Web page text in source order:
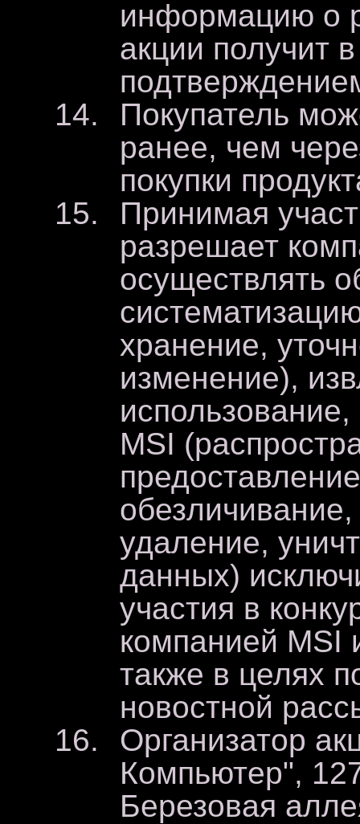
информацию о
акции получит
Покупатель
ранее, чем
покупки
Принимая
разрешает
осуществлять
хранение,
изменение),
MSI
удаление,
данных)
участия в
компанией MSI
также в целях
новостной
Организатор
Компьютер",
Березовая